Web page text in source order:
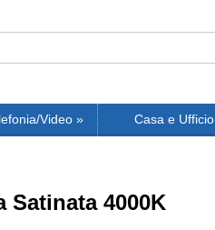
Video » Casa e Ufficio
Satinata 4000K